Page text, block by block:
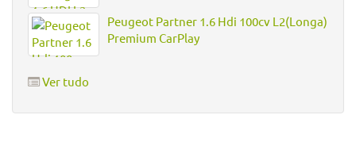
Peugeot Partner 1.6 Hdi 100cv L2(Longa)
Premium CarPlay
Ver tudo